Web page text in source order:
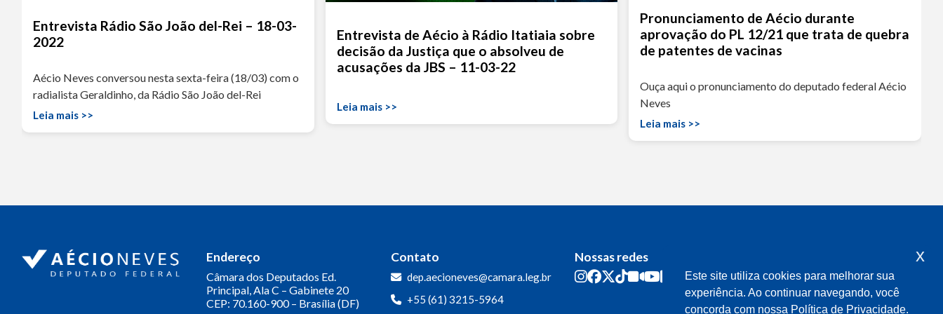
Entrevista Rádio São João del-Rei – 18-03-
2022
Aécio Neves conversou nesta sexta-feira (18/03) com o
radialista Geraldinho, da Rádio São João del-Rei
Leia mais >>
Entrevista de Aécio à Rádio Itatiaia sobre
decisão da Justiça que o absolveu de
acusações da JBS – 11-03-22
Leia mais >>
Pronunciamento de Aécio durante
aprovação do PL 12/21 que trata de quebra
de patentes de vacinas
Ouça aqui o pronunciamento do deputado federal Aécio
Neves
Leia mais >>
Endereço
Câmara dos Deputados Ed.
Principal, Ala C – Gabinete 20
CEP: 70.160-900 – Brasília (DF)
Contato
dep.aecioneves@camara.leg.br
+55 (61) 3215-5964
Nossas redes
Este site utiliza cookies para melhorar sua
experiência. Ao continuar navegando, você
concorda com nossa Política de Privacidade.
x